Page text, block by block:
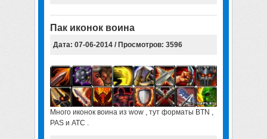
Пак иконок воина
Дата: 07-06-2014 / Просмотров: 3596
Много иконок воина из wow , тут форматы BTN ,
PAS и ATC .